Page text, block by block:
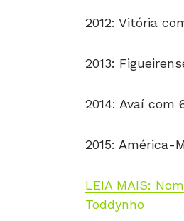
2012: Vitória
2013:
2014: Avaí com
2015: América-
LEIA MAIS:
Toddynho